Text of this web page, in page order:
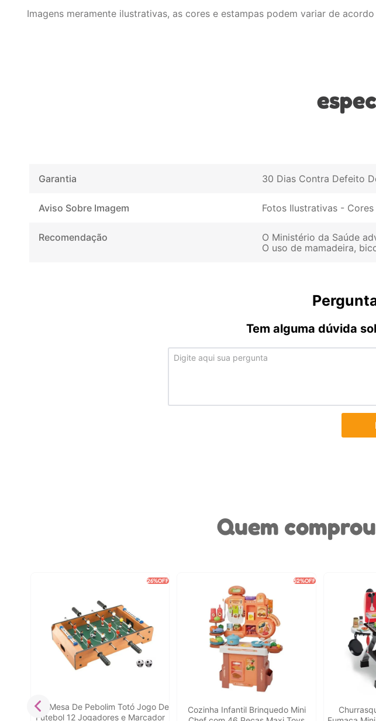
Imagens meramente ilustrativas, as cores e estampas podem variar de
Garantia 30 Dias Contra Defeito
Aviso Sobre Imagem Fotos Ilustrativas -
Recomendação
O Ministério da Saúde
O uso de mamadeira,
Tem alguma dúvida
Quem
26%OFF
Mini Mesa De Pebolim Totó Jogo De
Futebol 12 Jogadores e Marcador
52%OFF
Cozinha Infantil Brinquedo Mini